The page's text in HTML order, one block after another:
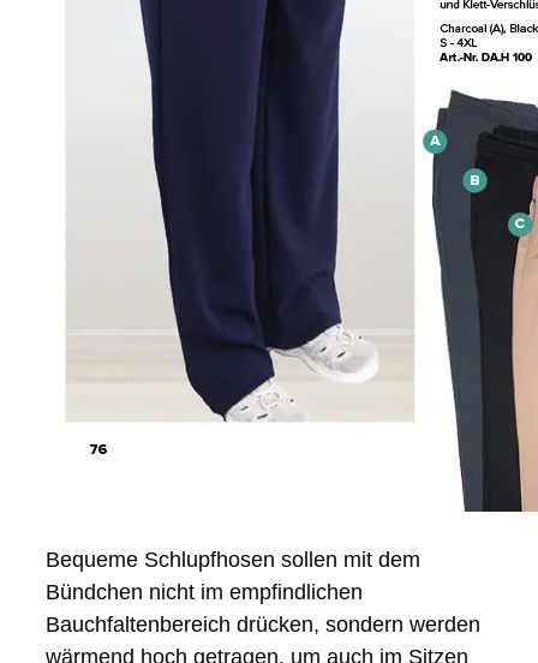
Bequeme Schlupfhosen sollen mit dem
Bündchen nicht im empfindlichen
Bauchfaltenbereich drücken, sondern werden
wärmend hoch getragen, um auch im Sitzen